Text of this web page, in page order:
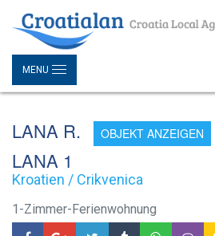
MENU
LANA R. OBJEKT ANZEIGEN
LANA 1
Kroatien / Crikvenica
1-Zimmer-Ferienwohnung